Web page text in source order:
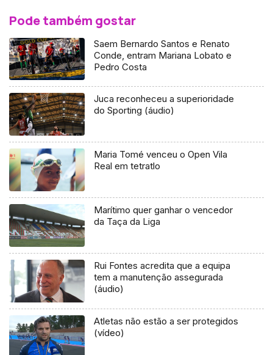
Pode também gostar
Saem Bernardo Santos e Renato
Conde, entram Mariana Lobato e
Pedro Costa
Juca reconheceu a superioridade
do Sporting (áudio)
Maria Tomé venceu o Open Vila
Real em tetratlo
Marítimo quer ganhar o vencedor
da Taça da Liga
Rui Fontes acredita que a equipa
tem a manutenção assegurada
(áudio)
Atletas não estão a ser protegidos
(vídeo)